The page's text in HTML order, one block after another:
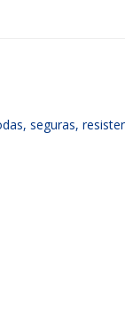
seguras,